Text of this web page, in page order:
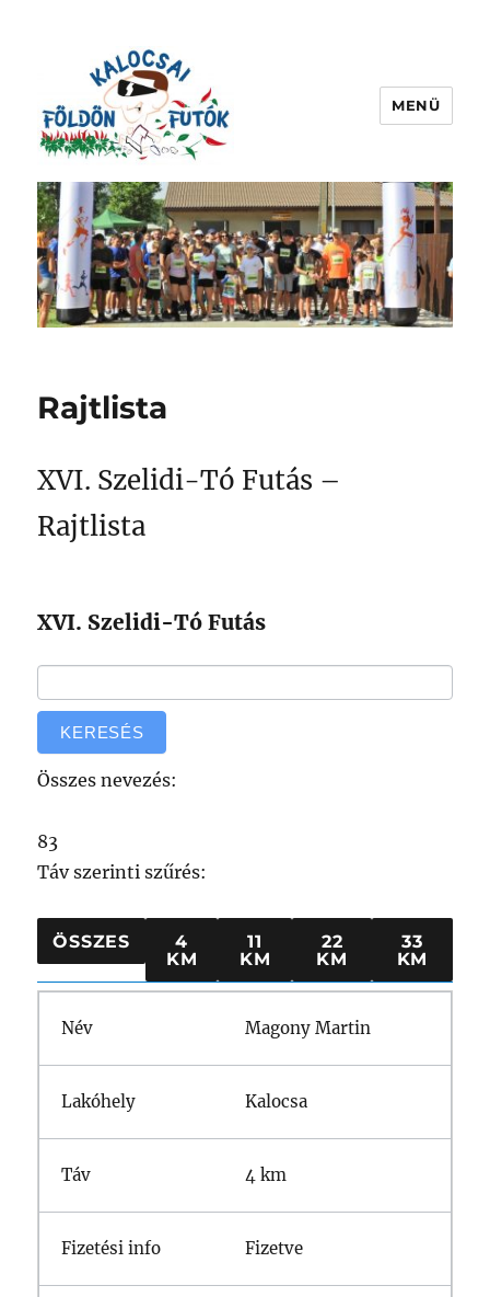
kalocsaifoldonfutok.hu
MENÜ
Rajtlista
XVI. Szelidi-Tó Futás –
Rajtlista
XVI. Szelidi-Tó Futás
Összes nevezés:
83
Táv szerinti szűrés:
ÖSSZES
4
KM
11
KM
22
KM
33
KM
Magony Martin
Kalocsa
4 km
Fizetve